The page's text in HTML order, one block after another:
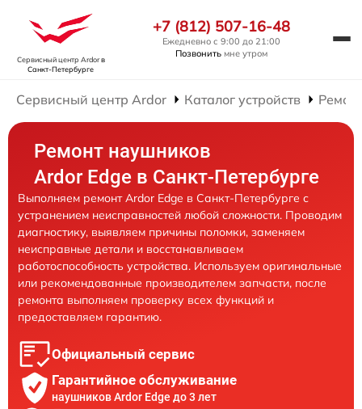
Сервисный центр Ardorв
Санкт-Петербурге
+7 (812) 507-16-48
Ежедневно с 9:00 до 21:00
Позвонить мне утром
Сервисный центр Ardor Каталог устройств
Ремонт наушников
Ardor Edge в Санкт-Петербурге
Выполняем ремонт Ardor Edge в Санкт-Петербурге с
устранением неисправностей любой сложности. Проводим
диагностику, выявляем причины поломки, заменяем
неисправные детали и восстанавливаем
работоспособность устройства. Используем оригинальные
или рекомендованные производителем запчасти, после
ремонта выполняем проверку всех функций и
предоставляем гарантию.
Официальный сервис
Гарантийное обслуживание
наушников Ardor Edge до 3 лет